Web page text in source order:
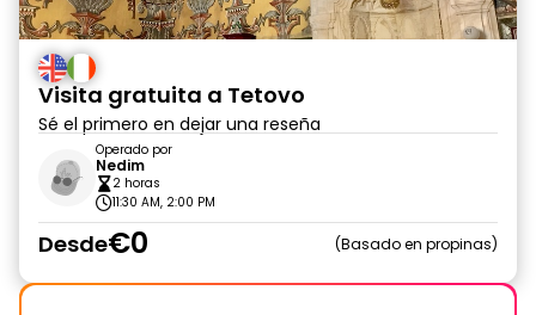
Visita gratuita a Tetovo
Sé el primero en dejar una reseña
Operado por
Nedim
2 horas
11:30 AM, 2:00 PM
Desde€0 Basado en propinas